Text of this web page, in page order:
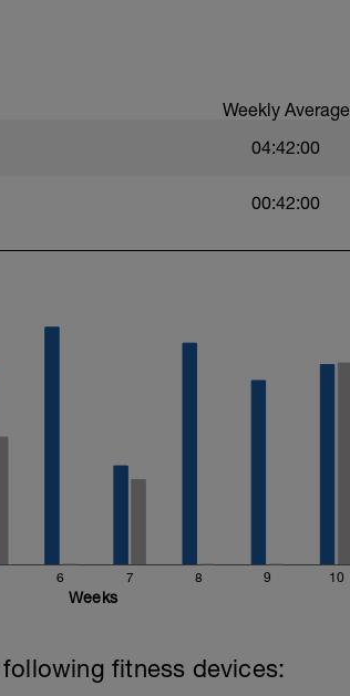
Weekly Average
04:42:00
00:42:00
6 7 8 9 10
Weeks
fitness devices: